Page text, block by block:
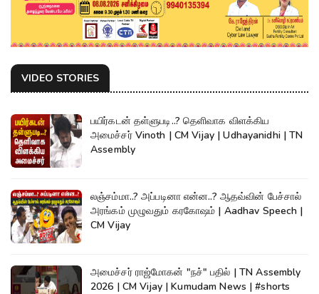
VIDEO STORIES
பயிர்கடன் தள்ளுபடி..? தெளிவாக விளக்கிய
அமைச்சர் Vinoth | CM Vijay | Udhayanidhi | TN
Assembly
லஞ்சம்மா..? அப்படினா என்ன..? ஆதவ்வின் பேச்சால்
அரங்கம் முழுவதும் கரகோஷம் | Aadhav Speech |
CM Vijay
அமைச்சர் ராஜ்மோகன் "நச்" பதில் | TN Assembly
2026 | CM Vijay | Kumudam News | #shorts